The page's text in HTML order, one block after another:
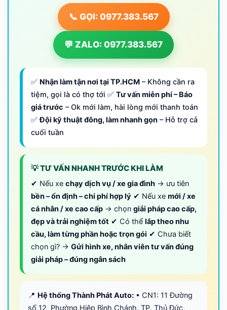
📞 GỌI: 0977.383.567
💬 ZALO: 0977.383.567
✅ Nhận làm tận nơi tại TP.HCM – Không cần ra
tiệm, gọi là có thợ tới ✅ Tư vấn miễn phí – Báo
giá trước – Ok mới làm, hài lòng mới thanh toán
✅Đội kỹ thuật đông, làm nhanh gọn – Hỗ trợ cả
cuối tuần
💡 TƯ VẤN NHANH TRƯỚC KHI LÀM
✔ Nếu xe chạy dịch vụ / xe gia đình → ưu tiên
bền – ổn định – chi phí hợp lý ✔ Nếu xe mới / xe
cá nhân / xe cao cấp → chọn giải pháp cao cấp,
đẹp và trải nghiệm tốt ✔ Có thể lắp theo nhu
cầu, làm từng phần hoặc trọn gói ✔ Chưa biết
chọn gì? → Gửi hình xe, nhân viên tư vấn đúng
giải pháp – đúng ngân sách
📍 Hệ thống Thành Phát Auto: • CN1: 11 Đường
số 12, Phường Hiệp Bình Chánh, TP. Thủ Đức,